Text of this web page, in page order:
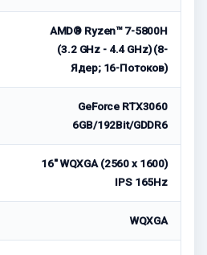
AMD® Ryzen™ 7-5800H
(3.2 GHz - 4.4 GHz) (8-
Ядер; 16-Потоков)
GeForce RTX3060
6GB/192Bit/GDDR6
16" WQXGA (2560 x 1600)
IPS 165Hz
WQXGA